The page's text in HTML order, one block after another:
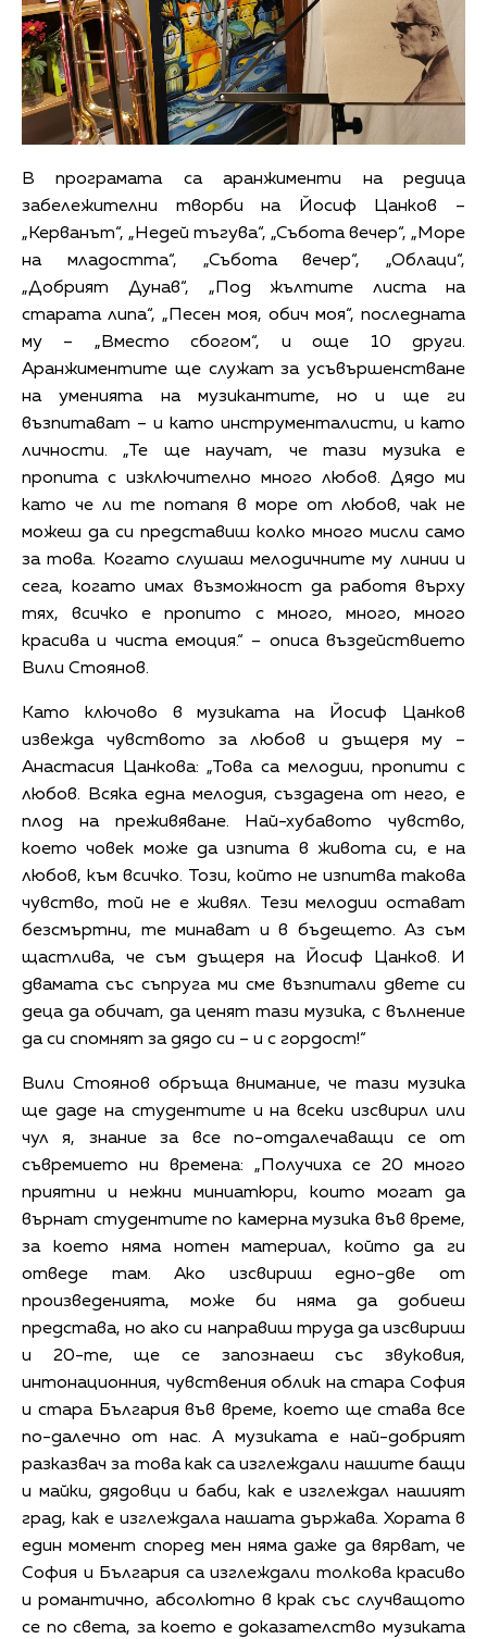
В програмата са аранжименти на редица
забележителни творби на Йосиф Цанков –
„Керванът“, „Недей тъгува“, „Събота вечер“, „Море
на младостта“, „Събота вечер“, „Облаци“,
„Добрият Дунав“, „Под жълтите листа на
старата липа“, „Песен моя, обич моя“, последната
му – „Вместо сбогом“, и още 10 други.
Аранжиментите ще служат за усъвършенстване
на уменията на музикантите, но и ще ги
възпитават – и като инструменталисти, и като
личности. „Те ще научат, че тази музика е
пропита с изключително много любов. Дядо ми
като че ли те потапя в море от любов, чак не
можеш да си представиш колко много мисли само
за това. Когато слушаш мелодичните му линии и
сега, когато имах възможност да работя върху
тях, всичко е пропито с много, много, много
красива и чиста емоция.“ – описа въздействието
Вили Стоянов.
Като ключово в музиката на Йосиф Цанков
извежда чувството за любов и дъщеря му –
Анастасия Цанкова: „Това са мелодии, пропити с
любов. Всяка една мелодия, създадена от него, е
плод на преживяване. Най-хубавото чувство,
което човек може да изпита в живота си, е на
любов, към всичко. Този, който не изпитва такова
чувство, той не е живял. Тези мелодии остават
безсмъртни, те минават и в бъдещето. Аз съм
щастлива, че съм дъщеря на Йосиф Цанков. И
двамата със съпруга ми сме възпитали двете си
деца да обичат, да ценят тази музика, с вълнение
да си спомнят за дядо си – и с гордост!“
Вили Стоянов обръща внимание, че тази музика
ще даде на студентите и на всеки изсвирил или
чул я, знание за все по-отдалечаващи се от
съвремието ни времена: „Получиха се 20 много
приятни и нежни миниатюри, които могат да
върнат студентите по камерна музика във време,
за което няма нотен материал, който да ги
отведе там. Ако изсвириш едно-две от
произведенията, може би няма да добиеш
представа, но ако си направиш труда да изсвириш
и 20-те, ще се запознаеш със звуковия,
интонационния, чувствения облик на стара София
и стара България във време, което ще става все
по-далечно от нас. А музиката е най-добрият
разказвач за това как са изглеждали нашите бащи
и майки, дядовци и баби, как е изглеждал нашият
град, как е изглеждала нашата държава. Хората в
един момент според мен няма даже да вярват, че
София и България са изглеждали толкова красиво
и романтично, абсолютно в крак със случващото
се по света, за което е доказателство музиката